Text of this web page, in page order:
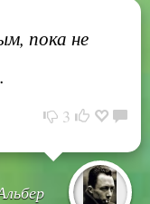
пока не
3